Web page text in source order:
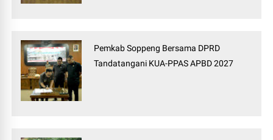
Pemkab Soppeng Bersama DPRD
Tandatangani KUA-PPAS APBD 2027